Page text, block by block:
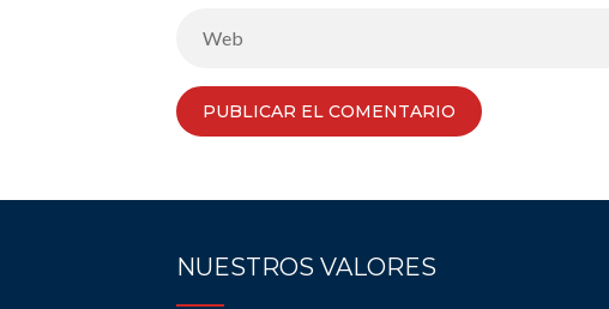
NUESTROS VALORES